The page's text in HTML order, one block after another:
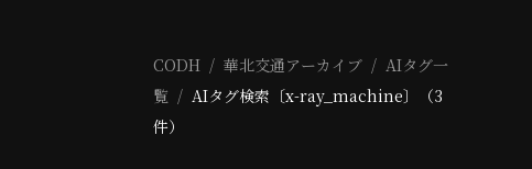
CODH 華北交通アーカイブ
AIタグ一
覧
AIタグ検索〔x-ray_machine〕（3
件）